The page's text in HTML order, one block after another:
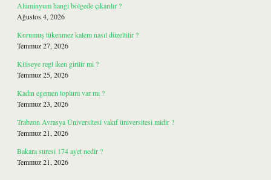
Alüminyum hangi bölgede çıkarılır ?
Ağustos 4, 2026
Kurumuş tükenmez kalem nasıl düzeltilir ?
Temmuz 27, 2026
Kiliseye regl iken girilir mi ?
Temmuz 25, 2026
Kadın egemen toplum var mı ?
Temmuz 23, 2026
Trabzon Avrasya Üniversitesi vakıf üniversitesi midir ?
Temmuz 21, 2026
Bakara suresi 174 ayet nedir ?
Temmuz 21, 2026